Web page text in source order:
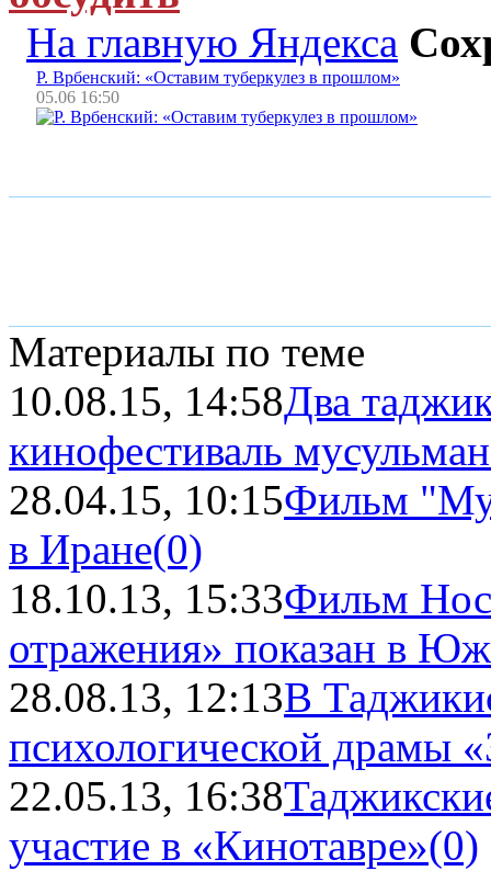
На главную Яндекса
Р. Врбенский: «Оставим туберкулез в прошлом»
05.06 16:50
Материалы по теме
10.08.15, 14:58Два
кинофестиваль
28.04.15, 10:15Фильм
в Иране(0)
18.10.13, 15:33Фильм
отражения» показан в
28.08.13, 12:13В
психологической драмы
22.05.13, 16:38
участие в «Кинотавре»(0)